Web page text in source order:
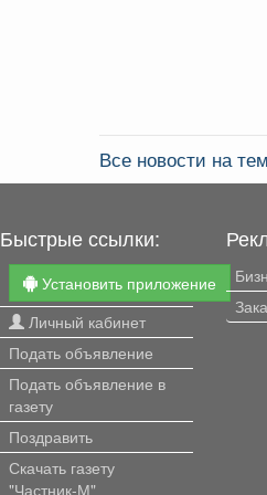
Все новости на
Быстрые ссылки:
Установить приложение
Личный кабинет
Подать объявление
Подать объявление в
газету
Поздравить
Скачать газету
"Частник-М"